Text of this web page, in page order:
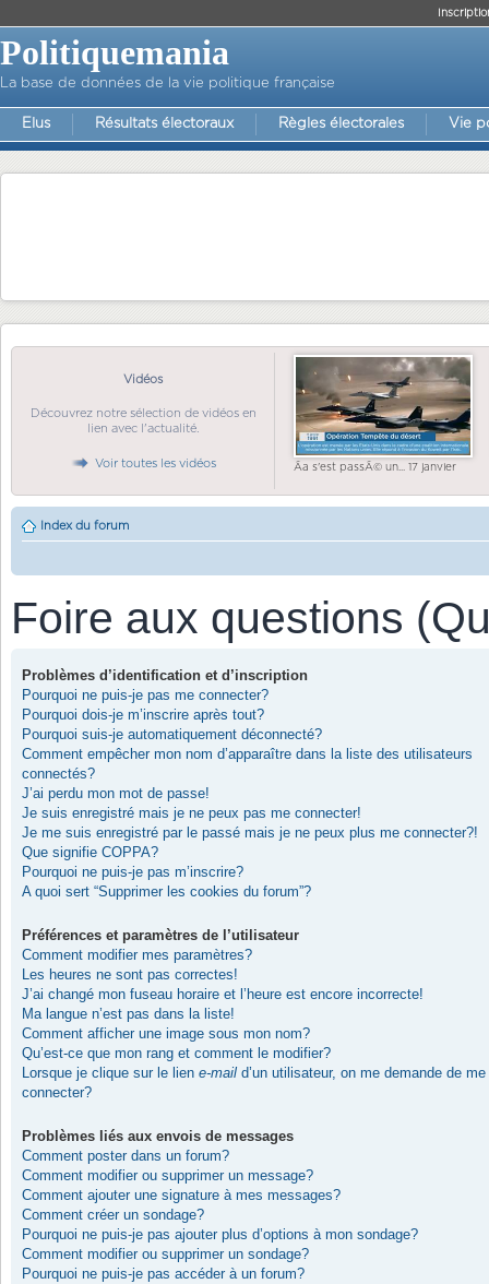
Politiquemania
La base de données de la vie politique française
Elus Résultats électoraux Règles électorales Vie
Vidéos
Découvrez notre sélection de vidéos en
lien avec l'actualité.
Voir toutes les vidéos Ãa s'est passÃ© un... 17 janvier
Index du forum
Foire aux questions
Problèmes d’identification et d’inscription
Pourquoi ne puis-je pas me connecter?
Pourquoi dois-je m’inscrire après tout?
Pourquoi suis-je automatiquement déconnecté?
Comment empêcher mon nom d’apparaître dans la liste des utilisateurs
connectés?
J’ai perdu mon mot de passe!
Je suis enregistré mais je ne peux pas me connecter!
Je me suis enregistré par le passé mais je ne peux plus me connecter?!
Que signifie COPPA?
Pourquoi ne puis-je pas m’inscrire?
A quoi sert “Supprimer les cookies du forum”?
Préférences et paramètres de l’utilisateur
Comment modifier mes paramètres?
Les heures ne sont pas correctes!
J’ai changé mon fuseau horaire et l’heure est encore incorrecte!
Ma langue n’est pas dans la liste!
Comment afficher une image sous mon nom?
Qu’est-ce que mon rang et comment le modifier?
Lorsque je clique sur le lien e-mail d’un utilisateur, on me demande de me
connecter?
Problèmes liés aux envois de messages
Comment poster dans un forum?
Comment modifier ou supprimer un message?
Comment ajouter une signature à mes messages?
Comment créer un sondage?
Pourquoi ne puis-je pas ajouter plus d’options à mon sondage?
Comment modifier ou supprimer un sondage?
Pourquoi ne puis-je pas accéder à un forum?